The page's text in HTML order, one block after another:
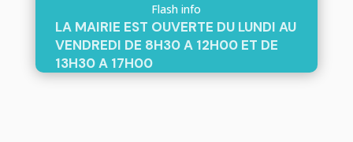
Flash info
LA MAIRIE EST OUVERTE DU LUNDI AU
VENDREDI DE 8H30 A 12H00 ET DE
13H30 A 17H00